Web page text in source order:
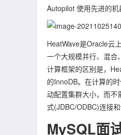
Autopilot 使用先进的机
HeatWave是Oracle云
一个大规模并行、混合
计算框架的区别是，
的InnoDB。在计算的
动配置集群大小，而不
式(JDBC/ODBC)连接
MySQL面